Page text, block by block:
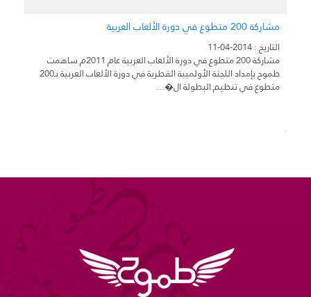
مشاركة 200 متطوع في دورة الألعاب العربية
التاريخ : 2014-04-11
مشاركة 200 متطوع في دورة الألعاب العربية عام 2011م ساهمت
طموح بإمداد اللجنة الأولمبية القطرية في دورة الألعاب العربية بـ200
متطوع في تنظيم البطولة ال�...